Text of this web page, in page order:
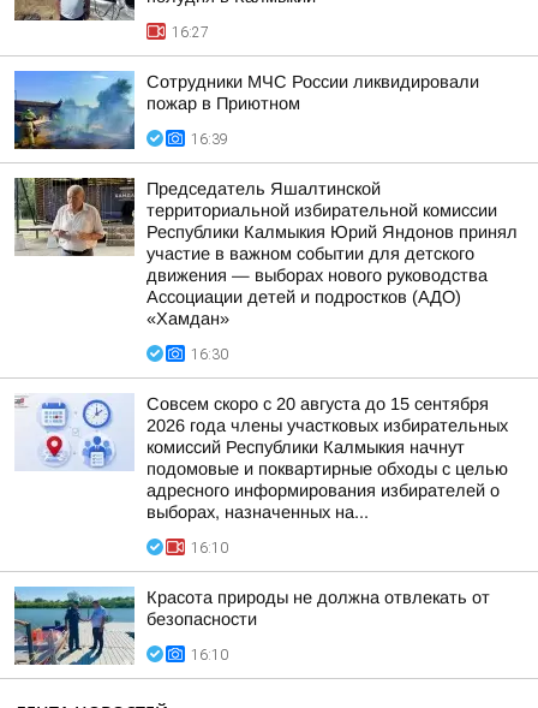
16:27
Сотрудники МЧС России ликвидировали
пожар в Приютном
16:39
Председатель Яшалтинской
территориальной избирательной комиссии
Республики Калмыкия Юрий Яндонов принял
участие в важном событии для детского
движения — выборах нового руководства
Ассоциации детей и подростков (АДО)
«Хамдан»
16:30
Совсем скоро с 20 августа до 15 сентября
2026 года члены участковых избирательных
комиссий Республики Калмыкия начнут
подомовые и поквартирные обходы с целью
адресного информирования избирателей о
выборах, назначенных на...
16:10
Красота природы не должна отвлекать от
безопасности
16:10